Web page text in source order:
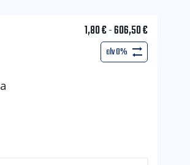
1,80€-606,50€
alv 0%